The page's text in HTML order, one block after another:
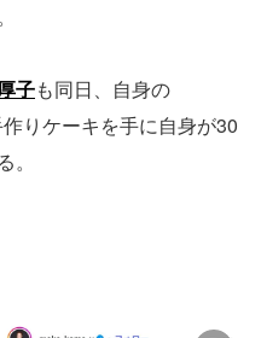
子も同日、自身の
りケーキを手に自身が30